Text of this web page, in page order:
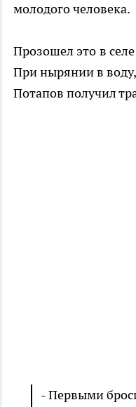
молодого человека.
Прозошел это в
При нырянии в
Потапов получил
- Первыми